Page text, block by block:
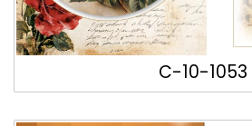
C-10-1053